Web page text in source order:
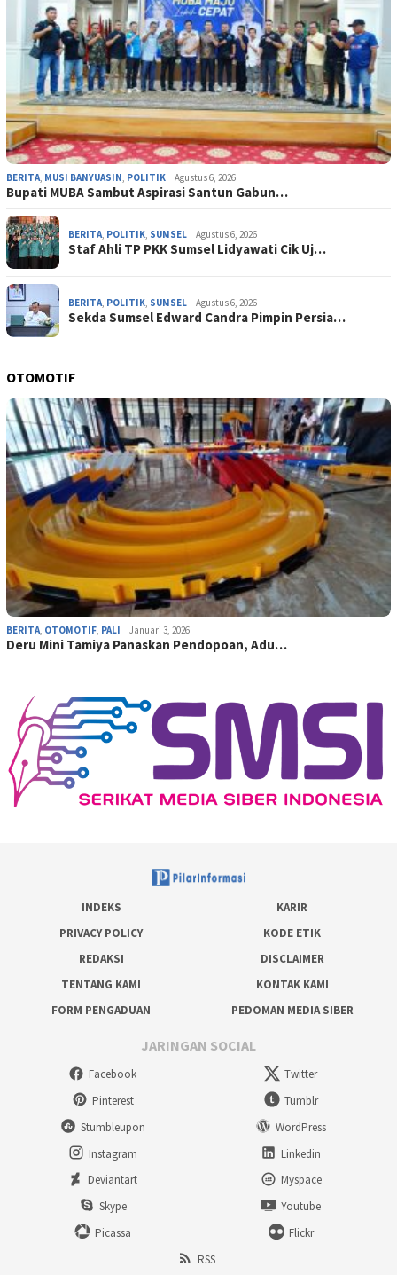
BERITA MUSI BANYUASIN POLITIK Agustus 6, 2026
Bupati MUBA Sambut Aspirasi Santun Gabun…
BERITA POLITIK SUMSEL Agustus 6, 2026
Staf Ahli TP PKK Sumsel Lidyawati Cik Uj…
BERITA POLITIK SUMSEL Agustus 6, 2026
Sekda Sumsel Edward Candra Pimpin Persia…
OTOMOTIF
BERITA OTOMOTIF PALI Januari 3, 2026
Deru Mini Tamiya Panaskan Pendopoan, Adu…
INDEKS
KARIR
PRIVACY POLICY
KODE ETIK
REDAKSI
DISCLAIMER
TENTANG KAMI
KONTAK KAMI
FORM PENGADUAN
PEDOMAN MEDIA SIBER
JARINGAN SOCIAL
Facebook
Twitter
Pinterest
Tumblr
Stumbleupon
WordPress
Instagram
Linkedin
Deviantart
Myspace
Skype
Youtube
Picassa
Flickr
RSS